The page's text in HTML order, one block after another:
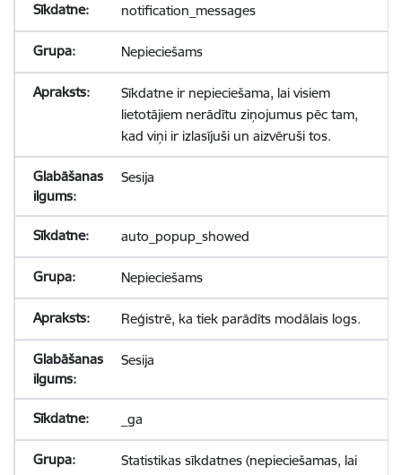
notification_messages
Nepieciešams
Sīkdatne ir nepieciešama, lai visiem
lietotājiem nerādītu ziņojumus pēc tam,
kad viņi ir izlasījuši un aizvēruši tos.
Sesija
auto_popup_showed
Nepieciešams
Reģistrē, ka tiek parādīts modālais logs.
Sesija
_ga
Statistikas sīkdatnes (nepieciešamas, lai